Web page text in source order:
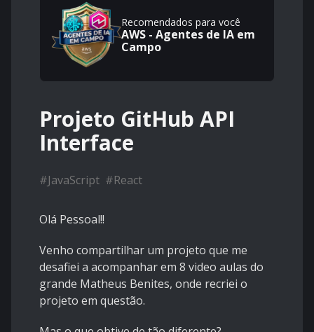
Recomendados para você
AWS - Agentes de IA em
Campo
Projeto GitHub API
Interface
#JavaScript #React
Olá Pessoal!!
Venho compartilhar um projeto que me
desafiei a acompanhar em 8 video aulas do
grande Matheus Benites, onde recriei o
projeto em questão.